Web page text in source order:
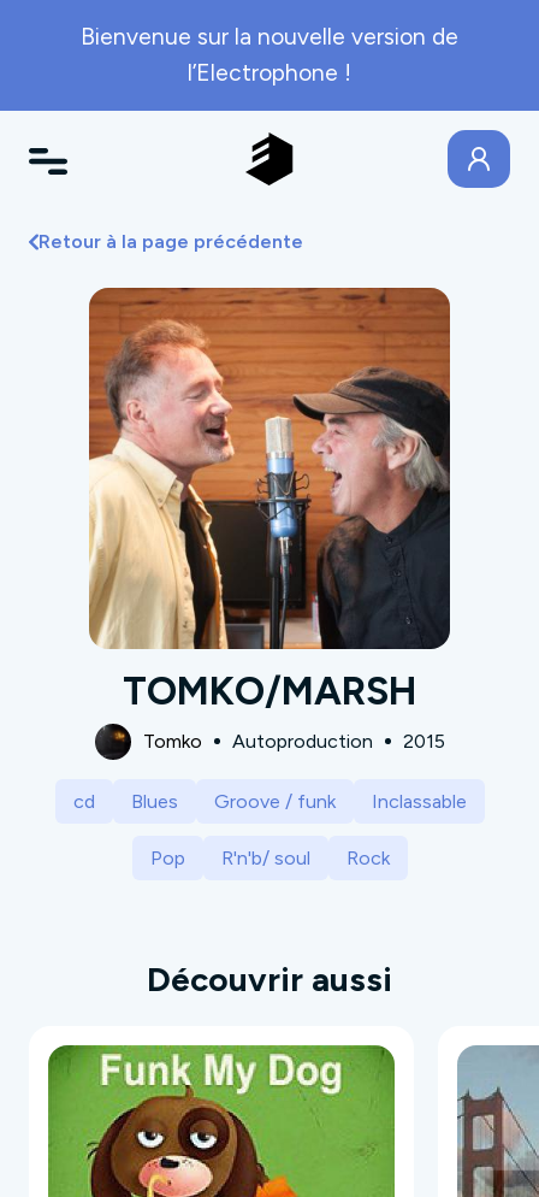
Bienvenue sur la nouvelle version de
l’Electrophone !
Retour à la page précédente
TOMKO/MARSH
Tomko Autoproduction 2015
cd Blues Groove / funk Inclassable
Pop R'n'b/ soul Rock
Découvrir aussi